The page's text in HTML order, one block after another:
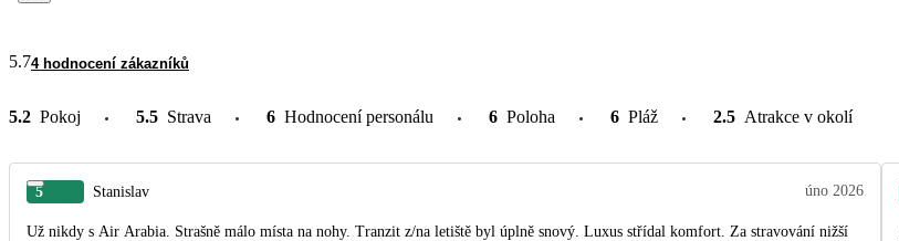
5.74 hodnocení zákazníků
5.2 Pokoj 5.5 Strava 6 Hodnocení personálu 6 Poloha 6 Pláž 2.5 Atrakce v okolí
5 Stanislav úno 2026
Už nikdy s Air Arabia. Strašně málo místa na nohy. Tranzit z/na letiště byl úplně snový. Luxus střídal komfort. Za stravování nižší